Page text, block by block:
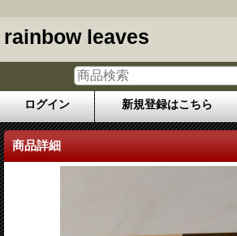
rainbow leaves
ログイン 新規登録はこちら
商品詳細